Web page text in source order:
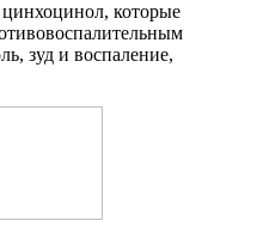
которые
зуд и воспаление,